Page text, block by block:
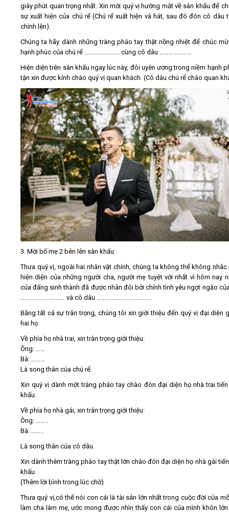
giây phút quan trọng nhất. Xin mời quý vị hướng mắt về sân khấu để
sự xuất hiện của chú rể (Chú rể xuất hiện và hát, sau đó đón cô dâu
chính lên).
Chúng ta hãy dành những tràng pháo tay thật nồng nhiệt để chúc
hạnh phúc của chú rể ………………….. cùng cô dâu …………………
Hiện diện trên sân khấu ngay lúc này, đôi uyên ương trong niềm hạnh
tận xin được kính chào quý vị quan khách. (Cô dâu chú rể chào quan
3. Mời bố mẹ 2 bên lên sân khấu:
Thưa quý vị, ngoài hai nhân vật chính, chúng ta không thể không
hiện diện của những người cha, người mẹ tuyệt vời nhất vì hôm nay
của đấng sinh thành đã được nhân đôi bởi chính tình yêu ngọt ngào
………………..……… và cô dâu …….………………………..
Bằng tất cả sự trân trọng, chúng tôi xin giới thiệu đến quý vị đại diện
hai họ.
Về phía họ nhà trai, xin trân trọng giới thiệu:
Ông: ……
Bà: ………
Là song thân của chú rể.
Xin quý vị dành một tràng pháo tay chào đón đại diện họ nhà trai
khấu.
Về phía họ nhà gái, xin trân trọng giới thiệu:
Ông: ……..
Bà: ……..
Là song thân của cô dâu.
Xin dành thêm tràng pháo tay thật lớn chào đón đại diện họ nhà gái
khấu.
(Thêm lời bình trong lúc chờ)
Thưa quý vị,có thể nói con cái là tài sản lớn nhất trong cuộc đời của
làm cha làm mẹ, ước mong được nhìn thấy con cái của mình khôn